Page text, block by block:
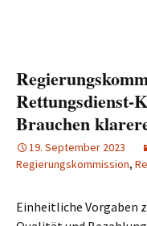
Rettungsdienst-
Brauchen
19. September 2023
Regierungskommission,
Einheitliche Vorgaben